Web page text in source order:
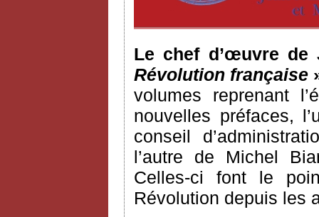
Le chef d’œuvre de
Révolution française
volumes reprenant
nouvelles préfaces,
conseil
l’autre de Michel
Celles-ci font le
Révolution depuis les